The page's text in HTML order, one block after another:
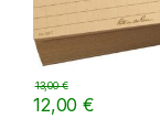
12,00€
13,00€